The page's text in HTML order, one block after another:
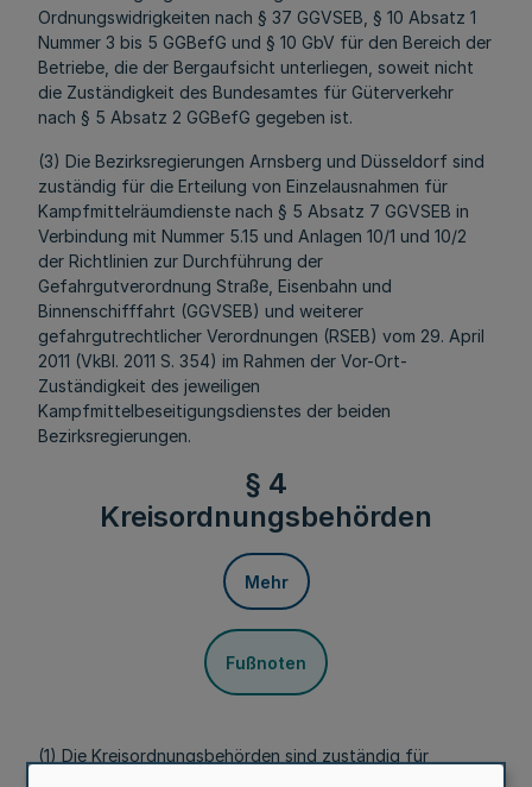
Ordnungswidrigkeiten nach § 37 GGVSEB, § 10 Absatz 1
Nummer 3 bis 5 GGBefG und § 10 GbV für den Bereich der
Betriebe, die der Bergaufsicht unterliegen, soweit nicht
die Zuständigkeit des Bundesamtes für Güterverkehr
nach § 5 Absatz 2 GGBefG gegeben ist.
(3) Die Bezirksregierungen Arnsberg und Düsseldorf sind
zuständig für die Erteilung von Einzelausnahmen für
Kampfmittelräumdienste nach § 5 Absatz 7 GGVSEB in
Verbindung mit Nummer 5.15 und Anlagen 10/1 und 10/2
der Richtlinien zur Durchführung der
Gefahrgutverordnung Straße, Eisenbahn und
Binnenschifffahrt (GGVSEB) und weiterer
gefahrgutrechtlicher Verordnungen (RSEB) vom 29. April
2011 (VkBl. 2011 S. 354) im Rahmen der Vor-Ort-
Zuständigkeit des jeweiligen
Kampfmittelbeseitigungsdienstes der beiden
Bezirksregierungen.
§ 4
Kreisordnungsbehörden
Mehr
Fußnoten
(1) Die Kreisordnungsbehörden sind zuständig für